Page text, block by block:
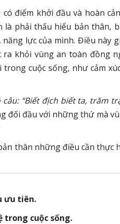
điểm khởi đầu và hoàn
phải thấu hiểu bản thân,
lực của mình. Điều này
khỏi vùng an toàn đồng
cuộc sống, như cảm
“Biết địch biết ta, trăm
đối đầu với những thứ mà
thân những điều cần thực
ưu tiên.
trong cuộc sống.